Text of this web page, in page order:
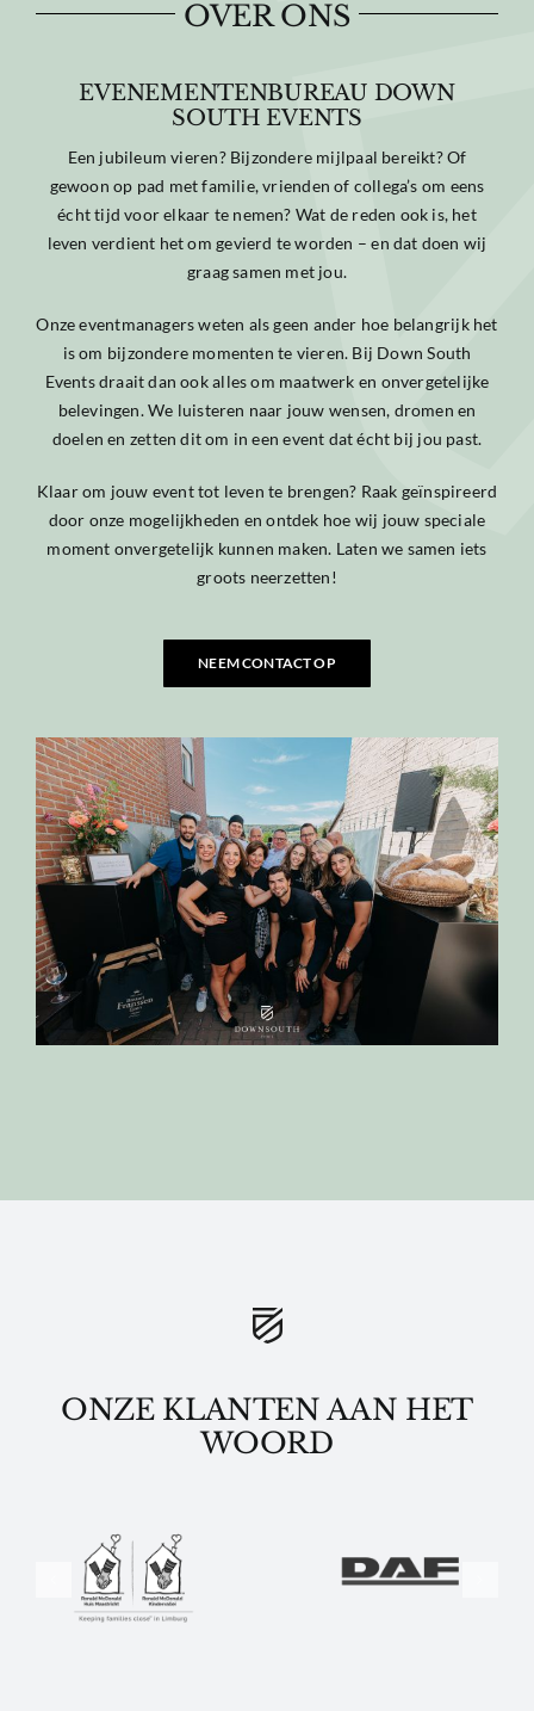
OVER ONS
EVENEMENTENBUREAU DOWN
SOUTH EVENTS
Een jubileum vieren? Bijzondere mijlpaal bereikt? Of
gewoon op pad met familie, vrienden of collega’s om eens
écht tijd voor elkaar te nemen? Wat de reden ook is, het
leven verdient het om gevierd te worden – en dat doen wij
graag samen met jou.
Onze eventmanagers weten als geen ander hoe belangrijk het
is om bijzondere momenten te vieren. Bij Down South
Events draait dan ook alles om maatwerk en onvergetelijke
belevingen. We luisteren naar jouw wensen, dromen en
doelen en zetten dit om in een event dat écht bij jou past.
Klaar om jouw event tot leven te brengen? Raak geïnspireerd
door onze mogelijkheden en ontdek hoe wij jouw speciale
moment onvergetelijk kunnen maken. Laten we samen iets
groots neerzetten!
NEEM CONTACT OP
ONZE KLANTEN AAN HET
WOORD